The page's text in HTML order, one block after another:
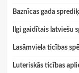
Baznīcas gada
Ilgi gaidītais latviešu
Lasāmviela ticības
Luteriskās ticības